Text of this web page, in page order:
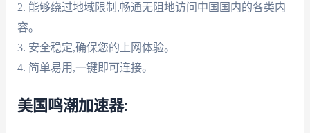
2. 能够绕过地域限制,畅通无阻地访问中国国内的各类内
容。
3. 安全稳定,确保您的上网体验。
4. 简单易用,一键即可连接。
美国鸣潮加速器: